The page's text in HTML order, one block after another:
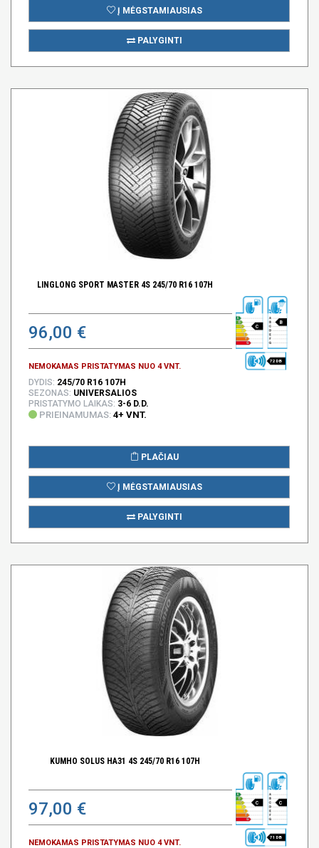
Į MĖGSTAMIAUSIAS
PALYGINTI
LINGLONG SPORT MASTER 4S 245/70 R16 107H
96,00 €
NEMOKAMAS PRISTATYMAS NUO 4 VNT.
C
B
72 DB
DYDIS: 245/70 R16 107H
SEZONAS: UNIVERSALIOS
PRISTATYMO LAIKAS: 3-6 D.D.
PRIEINAMUMAS: 4+ VNT.
PLAČIAU
Į MĖGSTAMIAUSIAS
PALYGINTI
KUMHO SOLUS HA31 4S 245/70 R16 107H
97,00 €
NEMOKAMAS PRISTATYMAS NUO 4 VNT.
C C
71 DB